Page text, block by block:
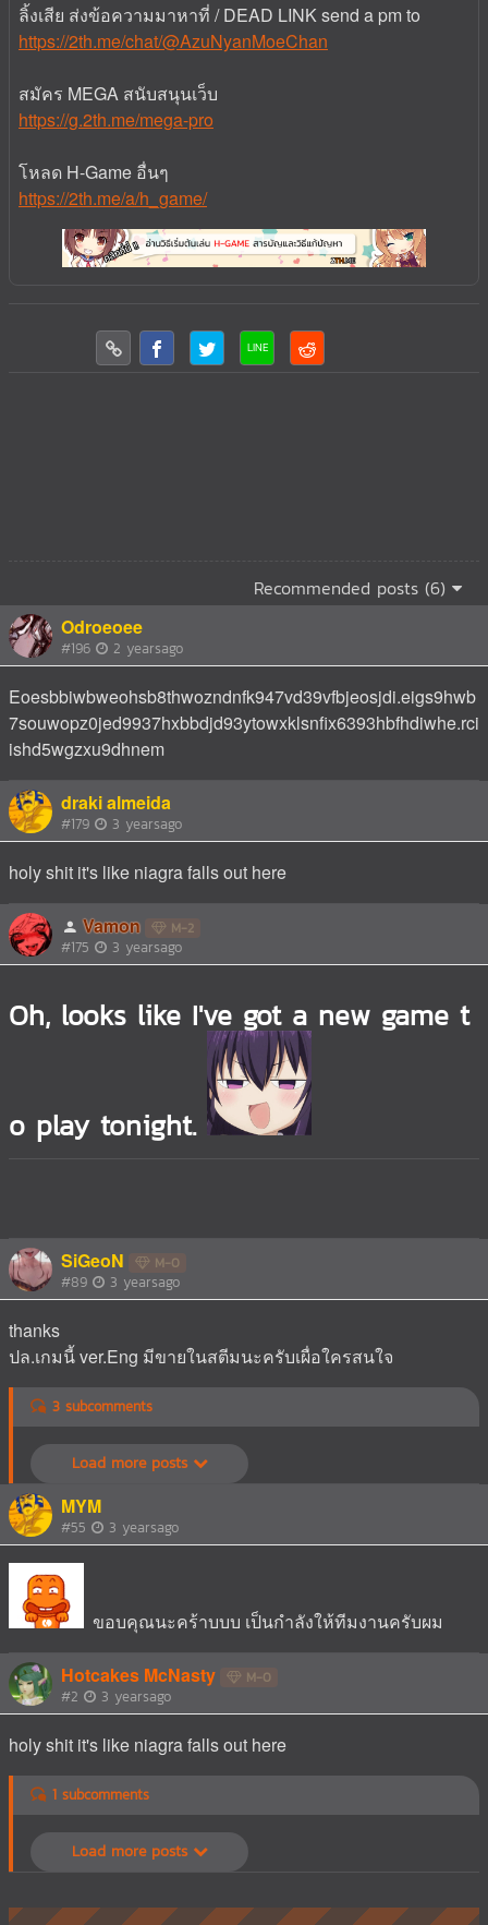
ลิ้งเสีย ส่งข้อความมาหาที่ / DEAD LINK send a pm to
https://2th.me/chat/@AzuNyanMoeChan
สมัคร MEGA สนับสนุนเว็บ
https://g.2th.me/mega-pro
โหลด H-Game อื่นๆ
https://2th.me/a/h_game/
Recommended posts (6)
Odroeoee
#196 2 yearsago
Eoesbbiwbweohsb8thwozndnfk947vd39vfbjeosjdi.eigs9hwb
7souwopz0jed9937hxbbdjd93ytowxklsnfix6393hbfhdiwhe.rci
ishd5wgzxu9dhnem
draki almeida
#179 3 yearsago
holy shit it's like niagra falls out here
Vamon M-2
#175 3 yearsago
Oh, looks like I've got a new game t
o play tonight.
SiGeoN M-0
#89 3 yearsago
thanks
ปล.เกมนี้ ver.Eng มีขายในสตีมนะครับเผื่อใครสนใจ
3 subcomments
Load more posts
MYM
#55 3 yearsago
ขอบคุณนะคร้าบบบ เป็นกำลังให้ทีมงานครับผม
Hotcakes McNasty M-0
#2 3 yearsago
holy shit it's like niagra falls out here
1 subcomments
Load more posts